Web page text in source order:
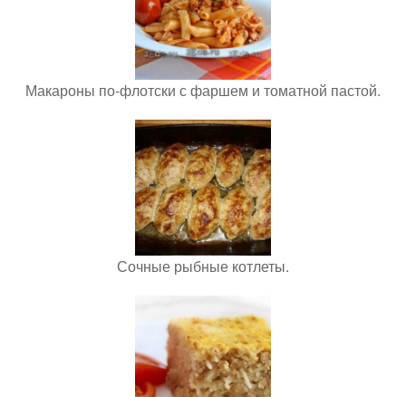
Макароны по-флотски с фаршем и томатной пастой.
Сочные рыбные котлеты.